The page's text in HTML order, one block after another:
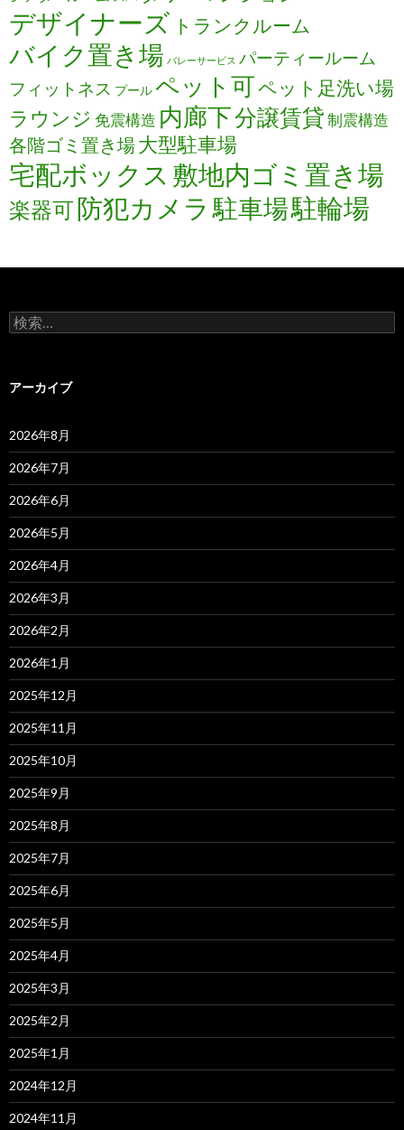
デザイナーズ トランクルーム
バイク置き場 バレーサービス パーティールーム
フィットネス プールペット可ペット足洗い場
ラウンジ 免震構造 内廊下分譲賃貸制震構造
各階ゴミ置き場大型駐車場
宅配ボックス 敷地内ゴミ置き場
楽器可防犯カメラ 駐車場駐輪場
検
索:
アーカイブ
2026年8月
2026年7月
2026年6月
2026年5月
2026年4月
2026年3月
2026年2月
2026年1月
2025年12月
2025年11月
2025年10月
2025年9月
2025年8月
2025年7月
2025年6月
2025年5月
2025年4月
2025年3月
2025年2月
2025年1月
2024年12月
2024年11月